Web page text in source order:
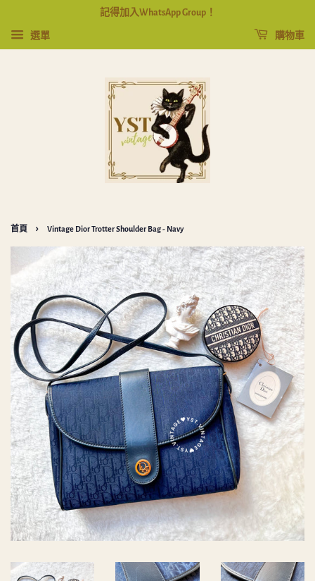
記得加入WhatsApp Group！
選單 購物車
首頁 › Vintage Dior Trotter Shoulder Bag - Navy